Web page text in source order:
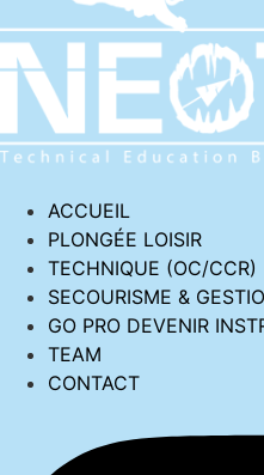
ACCUEIL
PLONGÉE LOISIR
TECHNIQUE (OC/CCR)
SECOURISME &
GO PRO DEVENIR
TEAM
CONTACT